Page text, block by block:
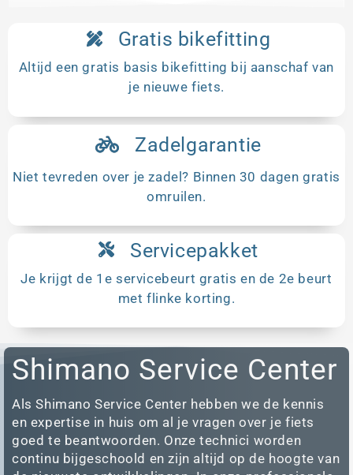
Gratis bikefitting
Altijd een gratis basis bikefitting bij aanschaf van
je nieuwe fiets.
Zadelgarantie
Niet tevreden over je zadel? Binnen 30 dagen gratis
omruilen.
Servicepakket
Je krijgt de 1e servicebeurt gratis en de 2e beurt
met flinke korting.
Shimano Service Center
Als Shimano Service Center hebben we de kennis
en expertise in huis om al je vragen over je fiets
goed te beantwoorden. Onze technici worden
continu bijgeschoold en zijn altijd op de hoogte van